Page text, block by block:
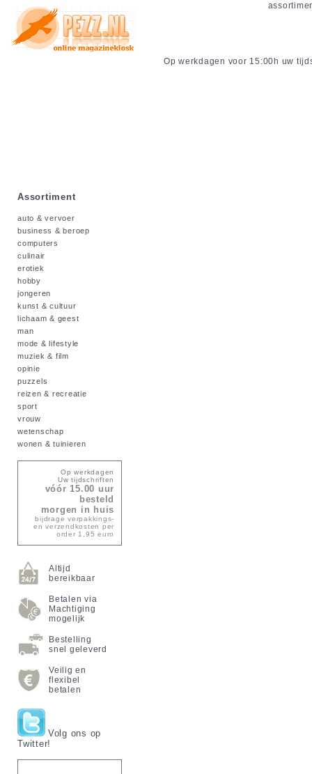
Op werkdagen voor 15:00h uw
Assortiment
auto & vervoer
business & beroep
computers
culinair
erotiek
hobby
jongeren
kunst & cultuur
lichaam & geest
man
mode & lifestyle
muziek & film
opinie
puzzels
reizen & recreatie
sport
vrouw
wetenschap
wonen & tuinieren
Op werkdagen
Uw tijdschriften
vóór 15.00 uur
besteld
morgen in huis
bijdrage verpakkings-
en verzendkosten per
order 1,95 euro
Altijd
bereikbaar
Betalen via
Machtiging
mogelijk
Bestelling
snel geleverd
Veilig en
flexibel
betalen
Volg ons op
Twitter!